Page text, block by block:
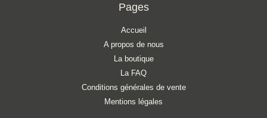
Pages
Accueil
A propos de nous
La boutique
La FAQ
Conditions générales de vente
Mentions légales